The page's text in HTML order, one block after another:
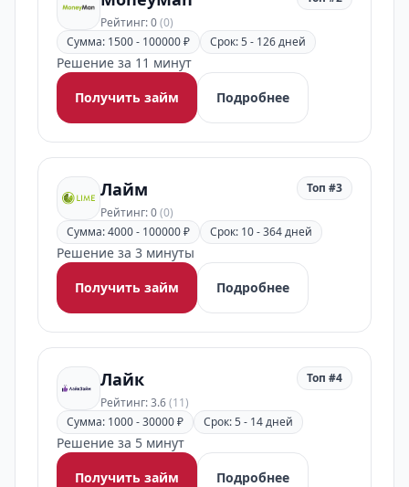
Рейтинг: 0(0)
Сумма: 1500 - 100000 ₽ Срок: 5 - 126 дней
Решение за 11 минут
Получить займ
Подробнее
Лайм
Рейтинг: 0(0)
Топ #3
Сумма: 4000 - 100000 ₽ Срок: 10 - 364 дней
Решение за 3 минуты
Получить займ
Подробнее
Лайк
Рейтинг: 3.6(11)
Топ #4
Сумма: 1000 - 30000 ₽ Срок: 5 - 14 дней
Решение за 5 минут
Получить займ
Подробнее